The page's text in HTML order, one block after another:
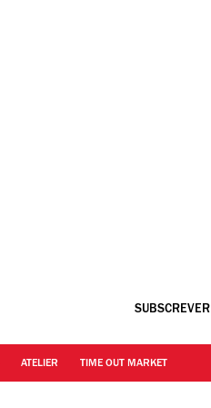
SUBSCREVER
ATELIER TIME OUT MARKET